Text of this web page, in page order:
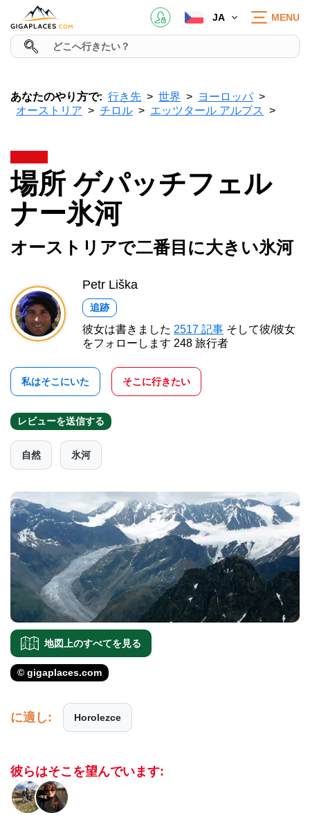
JA MENU
あなたのやり方で: 行き先 世界
ヨーロッパ
オーストリア
チロル エッツタール アルプス
場所 ゲパッチフェル
ナー氷河
オーストリアで二番目に大きい氷河
Petr Liška
追跡
彼女は書きました 2517 記事 そして彼/彼女
をフォローします 248 旅行者
私はそこにいた そこに行きたい
レビューを送信する
自然 氷河
地図上のすべてを見る
© gigaplaces.com
に適し: Horolezce
彼らはそこを望んでいます: